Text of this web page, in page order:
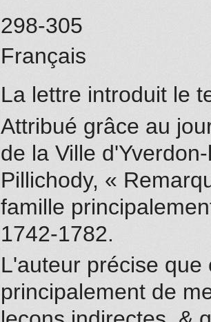
298-305
Français
La lettre introduit le
Attribué grâce au
de la Ville
Pillichody, «
famille
1742-1782.
L'auteur précise
principalement de